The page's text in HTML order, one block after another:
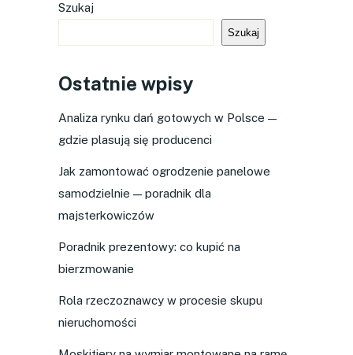
Szukaj
Szukaj
Ostatnie wpisy
Analiza rynku dań gotowych w Polsce —
gdzie plasują się producenci
Jak zamontować ogrodzenie panelowe
samodzielnie — poradnik dla
majsterkowiczów
Poradnik prezentowy: co kupić na
bierzmowanie
Rola rzeczoznawcy w procesie skupu
nieruchomości